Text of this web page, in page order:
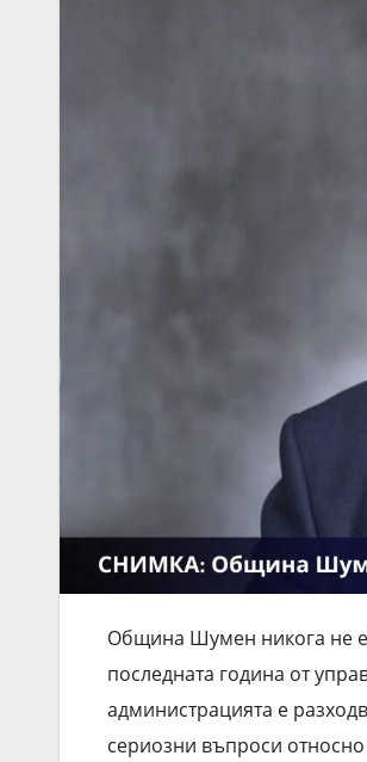
Община Шумен никога не е
последната година от
администрацията е
сериозни въпроси